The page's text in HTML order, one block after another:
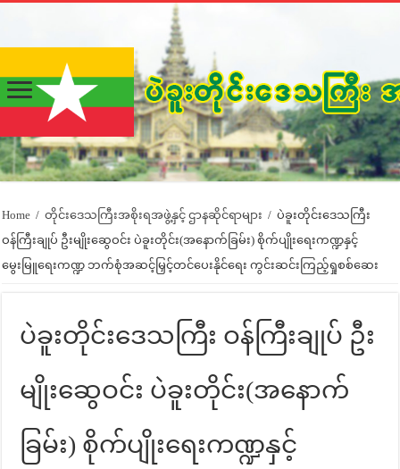
Home / တိုင်းဒေသကြီးအစိုးရအဖွဲ့နှင့် ဌာနဆိုင်ရာများ / ပဲခူးတိုင်းဒေသကြီး
ဝန်ကြီးချုပ် ဦးမျိုးဆွေဝင်း ပဲခူးတိုင်း(အနောက်ခြမ်း) စိုက်ပျိုးရေးကဏ္ဍနှင့်
မွေးမြူရေးကဏ္ဍ ဘက်စုံအဆင့်မြှင့်တင်ပေးနိုင်ရေး ကွင်းဆင်းကြည့်ရှုစစ်ဆေး
ပဲခူးတိုင်းဒေသကြီး ဝန်ကြီးချုပ် ဦး
မျိုးဆွေဝင်း ပဲခူးတိုင်း(အနောက်
ခြမ်း) စိုက်ပျိုးရေးကဏ္ဍနှင့်